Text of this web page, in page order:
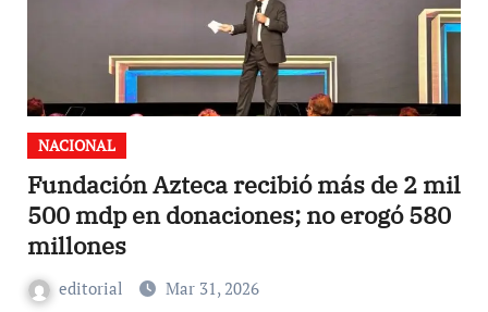
NACIONAL
Fundación Azteca recibió más de 2 mil
500 mdp en donaciones; no erogó 580
millones
editorial Mar 31, 2026